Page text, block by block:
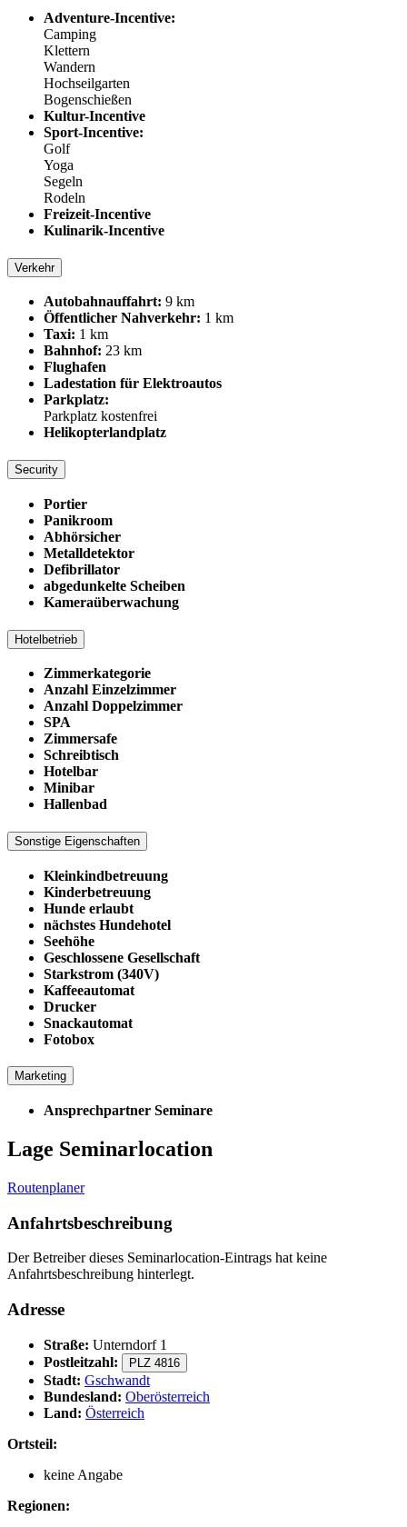
Adventure-Incentive:
Camping
Klettern
Wandern
Hochseilgarten
Bogenschießen
Kultur-Incentive
Sport-Incentive:
Golf
Yoga
Segeln
Rodeln
Freizeit-Incentive
Kulinarik-Incentive
Verkehr
Autobahnauffahrt: 9 km
Öffentlicher Nahverkehr: 1 km
Taxi: 1 km
Bahnhof: 23 km
Flughafen
Ladestation für Elektroautos
Parkplatz:
Parkplatz kostenfrei
Helikopterlandplatz
Security
Portier
Panikroom
Abhörsicher
Metalldetektor
Defibrillator
abgedunkelte Scheiben
Kameraüberwachung
Hotelbetrieb
Zimmerkategorie
Anzahl Einzelzimmer
Anzahl Doppelzimmer
SPA
Zimmersafe
Schreibtisch
Hotelbar
Minibar
Hallenbad
Sonstige Eigenschaften
Kleinkindbetreuung
Kinderbetreuung
Hunde erlaubt
nächstes Hundehotel
Seehöhe
Geschlossene Gesellschaft
Starkstrom (340V)
Kaffeeautomat
Drucker
Snackautomat
Fotobox
Marketing
Ansprechpartner Seminare
Lage Seminarlocation
Routenplaner
Anfahrtsbeschreibung
Der Betreiber dieses Seminarlocation-Eintrags hat keine
Anfahrtsbeschreibung hinterlegt.
Adresse
Straße: Unterndorf 1
Postleitzahl:
PLZ 4816
Stadt: Gschwandt
Bundesland: Oberösterreich
Land: Österreich
Ortsteil:
keine Angabe
Regionen: